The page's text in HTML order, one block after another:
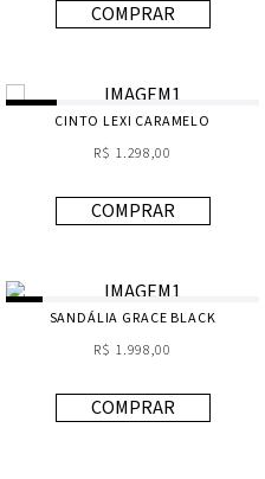
COMPRAR
CINTO LEXI CARAMELO
R$ 1.298,00
COMPRAR
SANDÁLIA GRACE BLACK
R$ 1.998,00
COMPRAR